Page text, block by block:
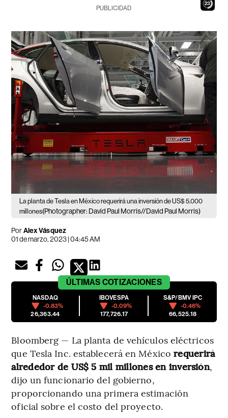
22
PUBLICIDAD
La planta de Tesla en México requerirá una inversión de US$ 5.000
millones(Photographer: David Paul Morris//David Paul Morris)
PorAlex Vásquez
01 de marzo, 2023 | 04:45 AM
ÚLTIMAS COTIZACIONES
NASDAQ
-0.83%
26,363.44
IBOVESPA
-0.09%
177,726.17
S&P/BMV IPC
-0.46%
66,525.18
Bloomberg — La planta de vehículos eléctricos
que Tesla Inc. establecerá en Méxicorequerirá
alrededor de US$ 5 mil millones en inversión,
dijo un funcionario del gobierno,
proporcionando una primera estimación
oficial sobre el costo del proyecto.